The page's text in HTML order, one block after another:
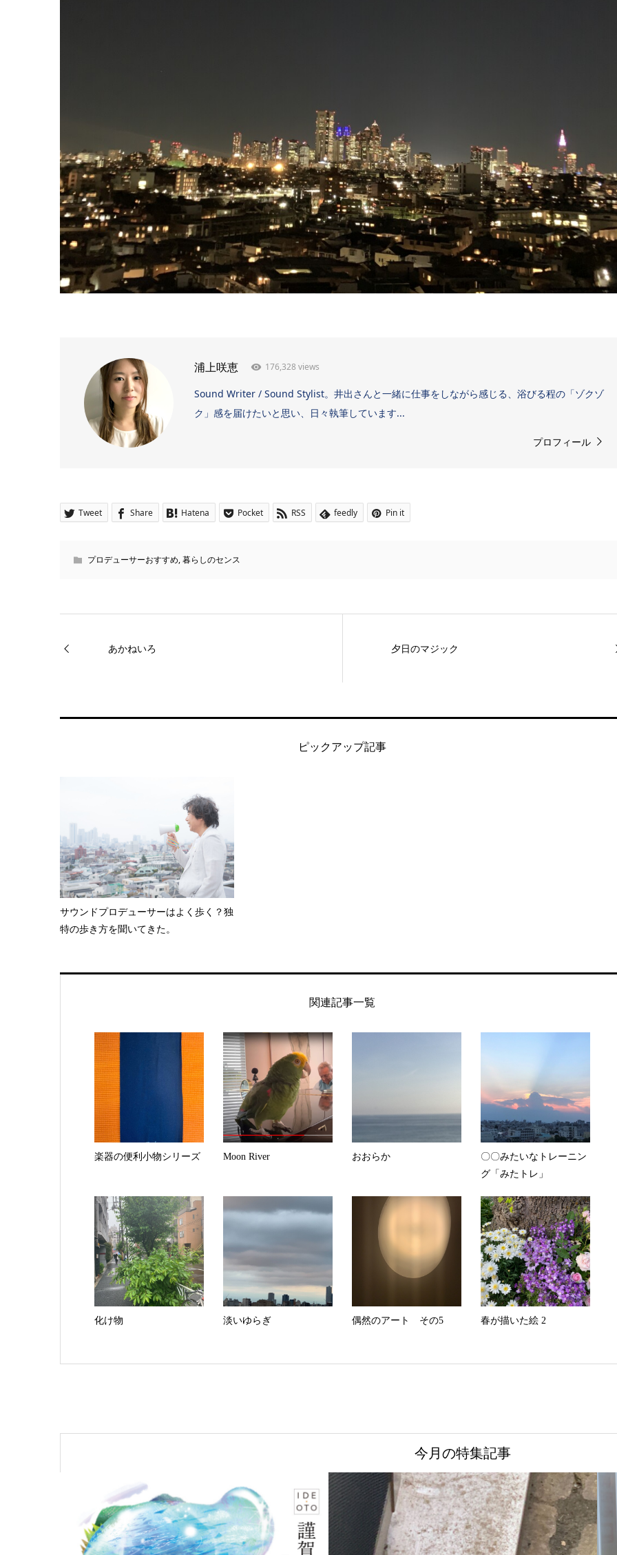
浦上咲恵 176,328 views
Sound Writer / Sound Stylist。井出さんと一緒に仕事をしながら感じる、浴びる程の「ゾクゾ
ク」感を届けたいと思い、日々執筆しています...
プロフィール
Tweet Share Hatena Pocket RSS feedly Pin it
プロデューサーおすすめ,暮らしのセンス
あかねいろ 夕日のマジック
ピックアップ記事
サウンドプロデューサーはよく歩く？独
特の歩き方を聞いてきた。
関連記事一覧
楽器の便利小物シリーズ Moon River おおらか
〇〇みたいなトレーニン
グ「みたトレ」
化け物 淡いゆらぎ 偶然のアート その5 春が描いた絵 2
今月の特集記事